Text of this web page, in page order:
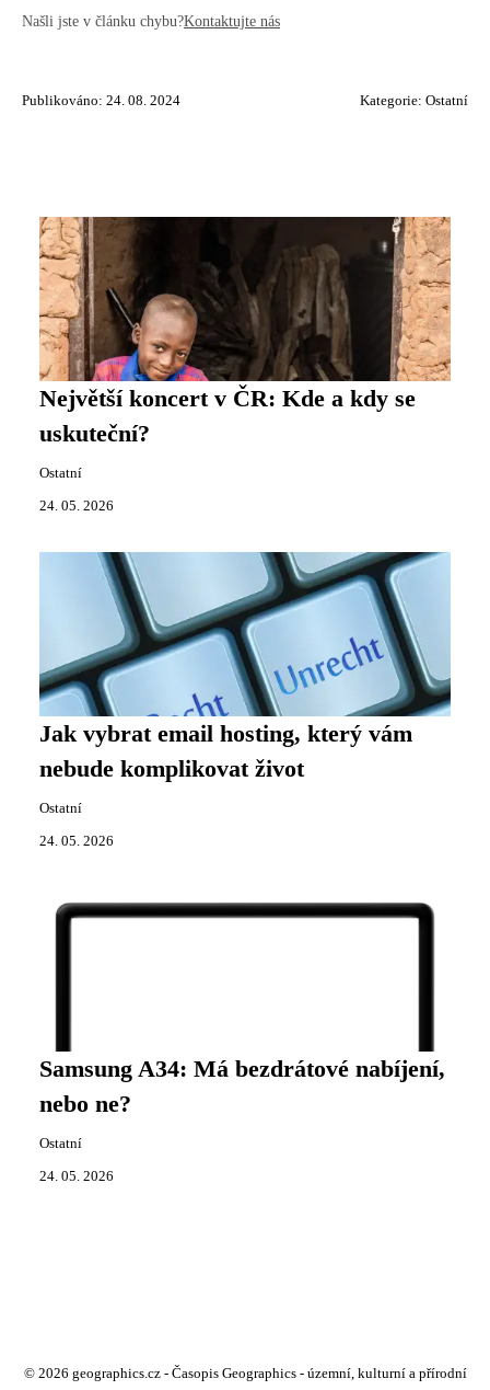
Našli jste v článku chybu?Kontaktujte nás
Publikováno: 24. 08. 2024 Kategorie: Ostatní
Největší koncert v ČR: Kde a kdy se
uskuteční?
Ostatní
24. 05. 2026
Jak vybrat email hosting, který vám
nebude komplikovat život
Ostatní
24. 05. 2026
Samsung A34: Má bezdrátové nabíjení,
nebo ne?
Ostatní
24. 05. 2026
© 2026 geographics.cz - Časopis Geographics - územní, kulturní a přírodní